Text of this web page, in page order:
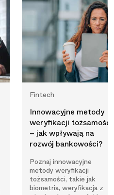
Fintech
Innowacyjne metody
weryfikacji tożsamości
– jak wpływają na
rozwój bankowości?
Poznaj innowacyjne
metody weryfikacji
tożsamości, takie jak
biometria, weryfikacja z